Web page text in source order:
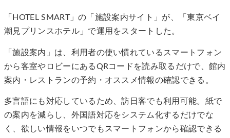
「HOTEL SMART」の「施設案内サイト」が、「東京ベイ
潮見プリンスホテル」で運用をスタートした。
「施設案内」は、利用者の使い慣れているスマートフォン
から客室やロビーにあるQRコードを読み取るだけで、館内
案内・レストランの予約・オススメ情報の確認できる。
多言語にも対応しているため、訪日客でも利用可能。紙で
の案内を減らし、外国語対応をシステム化するだけでな
く、欲しい情報をいつでもスマートフォンから確認できる